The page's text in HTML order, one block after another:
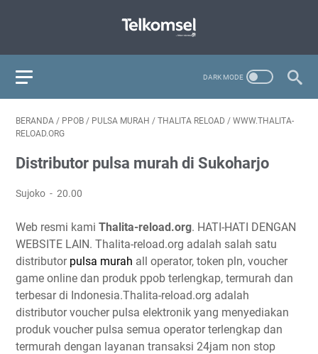
BERANDA / PPOB / PULSA MURAH / THALITA RELOAD / WWW.THALITA-
RELOAD.ORG
Distributor pulsa murah di Sukoharjo
Sujoko 20.00
Web resmi kami Thalita-reload.org. HATI-HATI DENGAN
WEBSITE LAIN. Thalita-reload.org adalah salah satu
distributor pulsa murah all operator, token pln, voucher
game online dan produk ppob terlengkap, termurah dan
terbesar di Indonesia.Thalita-reload.org adalah
distributor voucher pulsa elektronik yang menyediakan
produk voucher pulsa semua operator terlengkap dan
termurah dengan layanan transaksi 24jam non stop